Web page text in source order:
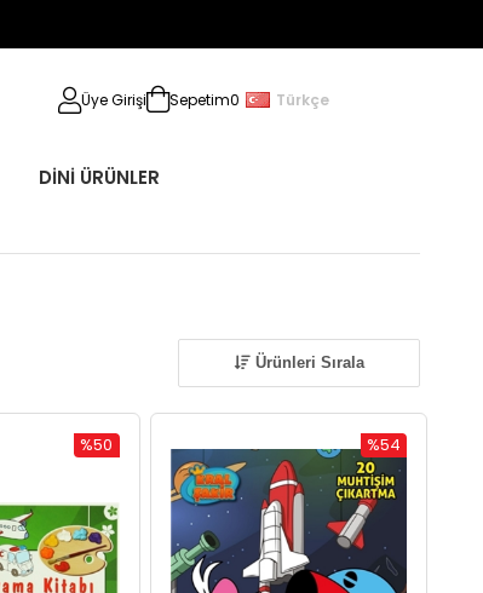
Üye Girişi Sepetim0 Türkçe
DİNİ ÜRÜNLER
Ürünleri Sırala
%50
%54
İndirim
%54İndirim